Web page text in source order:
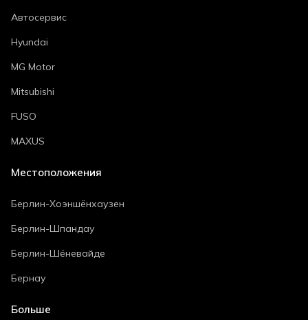
Автосервис
Hyundai
MG Motor
Mitsubishi
FUSO
MAXUS
Местоположения
Берлин-Хоэншёнхаузен
Берлин-Шпандау
Берлин-Шёневайде
Бернау
Больше